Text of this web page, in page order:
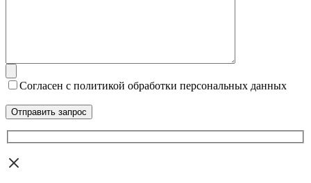
Согласен с политикой обработки персональных данных